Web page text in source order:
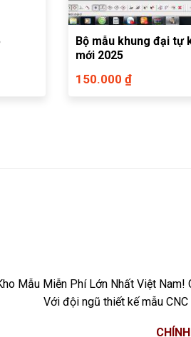
Bộ mẫu khung đại tự
mới 2025
150.000 ₫
Mẫu Miễn Phí Lớn Nhất Việt
Với đội ngũ thiết kế mẫu